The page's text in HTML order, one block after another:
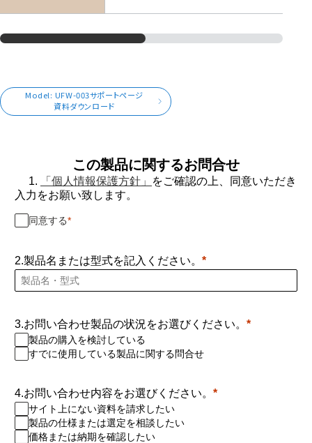
Model: UFW-003サポートページ
資料ダウンロード
この製品に関するお問合せ
1. 「個人情報保護方針」
をご確認の上、同意いただき
入力をお願い致します。
同意する
2.製品名または型式を記入ください。
3.お問い合わせ製品の状況をお選びください。
製品の購入を検討している
すでに使用している製品に関する問合せ
4.お問い合わせ内容をお選びください。
サイト上にない資料を請求したい
製品の仕様または選定を相談したい
価格または納期を確認したい